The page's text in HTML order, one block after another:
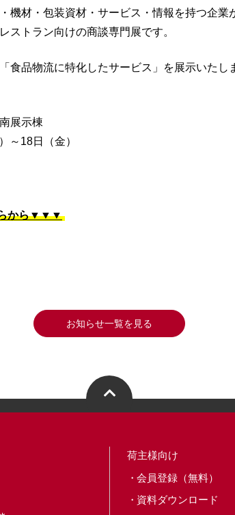
機材・包装資材・サービス・情報を持つ企業
ストラン向けの商談専門展です。
食品物流に特化したサービス」を展示いたし
展示棟
18日（金）
から▼▼▼
お知らせ一覧を見る
荷主様向け
会員登録（無料）
資料ダウンロード